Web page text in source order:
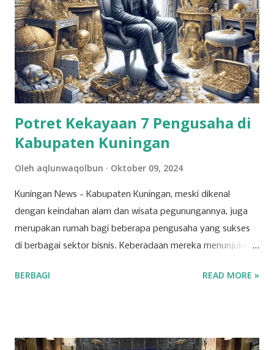
Potret Kekayaan 7 Pengusaha di
Kabupaten Kuningan
Oleh aqlunwaqolbun Oktober 09, 2024
Kuningan News - Kabupaten Kuningan, meski dikenal
dengan keindahan alam dan wisata pegunungannya, juga
merupakan rumah bagi beberapa pengusaha yang sukses
di berbagai sektor bisnis. Keberadaan mereka menunjukkan
berkembang pesat, dipicu oleh inovasi dan ketekunan para
BERBAGI READ MORE »